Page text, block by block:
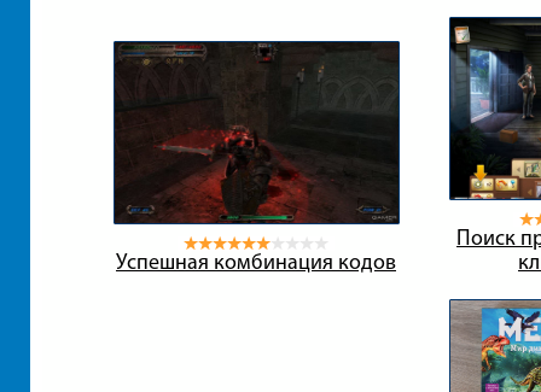
Успешная комбинация кодов
Поиск